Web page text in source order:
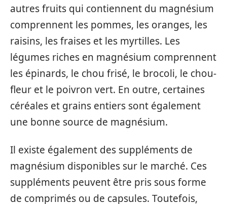
autres fruits qui contiennent du magnésium
comprennent les pommes, les oranges, les
raisins, les fraises et les myrtilles. Les
légumes riches en magnésium comprennent
les épinards, le chou frisé, le brocoli, le chou-
fleur et le poivron vert. En outre, certaines
céréales et grains entiers sont également
une bonne source de magnésium.
Il existe également des suppléments de
magnésium disponibles sur le marché. Ces
suppléments peuvent être pris sous forme
de comprimés ou de capsules. Toutefois,